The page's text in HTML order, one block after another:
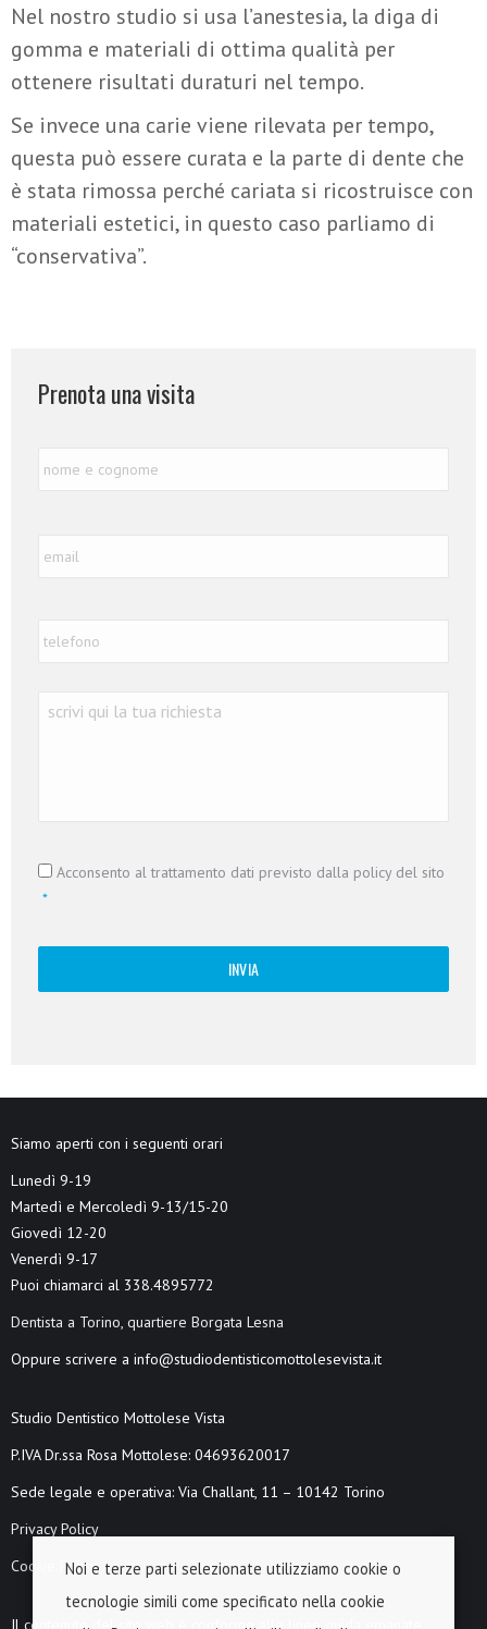
Nel nostro studio si usa l’anestesia, la diga di
gomma e materiali di ottima qualità per
ottenere risultati duraturi nel tempo.
Se invece una carie viene rilevata per tempo,
questa può essere curata e la parte di dente che
è stata rimossa perché cariata si ricostruisce con
materiali estetici, in questo caso parliamo di
“conservativa”.
Prenota una visita
e
Richiesta
Consenso
Acconsento al trattamento dati previsto dalla policy del sito
*
Siamo aperti con i seguenti orari
Lunedì 9-19
Martedì e Mercoledì 9-13/15-20
Giovedì 12-20
Venerdì 9-17
Puoi chiamarci al 338.4895772
Dentista a Torino, quartiere Borgata Lesna
Oppure scrivere a info@studiodentisticomottolesevista.it
Studio Dentistico Mottolese Vista
P.IVA Dr.ssa Rosa Mottolese: 04693620017
Sede legale e operativa: Via Challant, 11 – 10142 Torino
Privacy Policy
Cookie Policy
Il contenuto del sito web è conforme alle linee guida emanate
Noi e terze parti selezionate utilizziamo cookie o
tecnologie simili come specificato nella cookie